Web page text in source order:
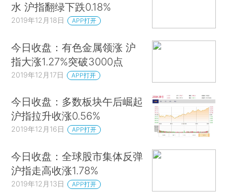
水 沪指翻绿下跌0.18%
2019年12月18日 APP打开
今日收盘：有色金属领涨 沪
指大涨1.27%突破3000点
2019年12月17日 APP打开
今日收盘：多数板块午后崛起
沪指拉升收涨0.56%
2019年12月16日 APP打开
今日收盘：全球股市集体反弹
沪指走高收涨1.78%
2019年12月13日 APP打开